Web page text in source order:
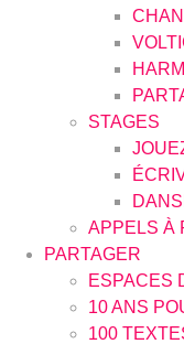
STAGES
APPELS À
PARTAGER
ESPACES
10 ANS
100